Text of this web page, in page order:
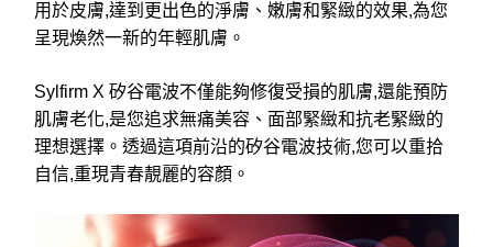
用於皮膚,達到更出色的淨膚、嫩膚和緊緻的效果,為您
呈現煥然一新的年輕肌膚。
Sylfirm X 矽谷電波不僅能夠修復受損的肌膚,還能預防
肌膚老化,是您追求無痛美容、面部緊緻和抗老緊緻的
理想選擇。透過這項前沿的矽谷電波技術,您可以重拾
自信,重現青春靚麗的容顏。